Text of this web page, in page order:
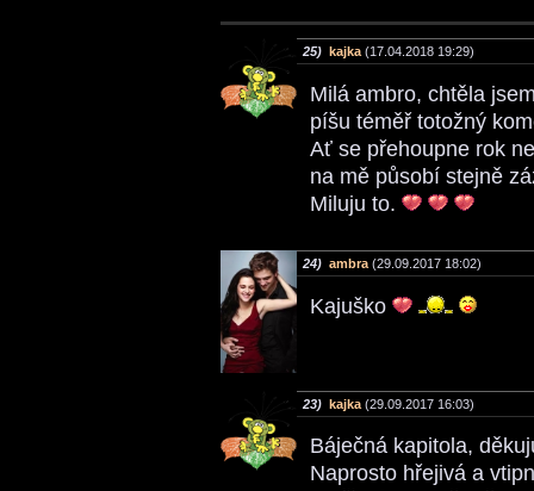
25) kajka (17.04.2018 19:29)
Milá ambro, chtěla
píšu téměř totožný
Ať se přehoupne rok
na mě působí stejně
Miluju to.
24) ambra (29.09.2017 18:02)
Kajuško
23) kajka (29.09.2017 16:03)
Báječná kapitola,
Naprosto hřejivá a